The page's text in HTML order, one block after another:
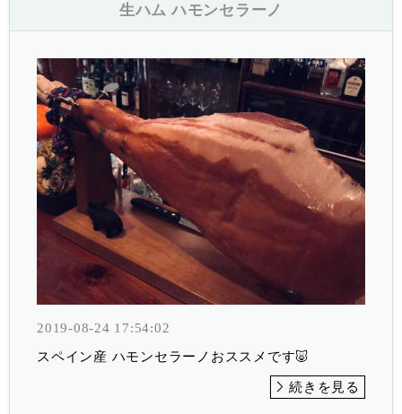
生ハム ハモンセラーノ
2019-08-24 17:54:02
スペイン産 ハモンセラーノおススメです🐷
続きを見る